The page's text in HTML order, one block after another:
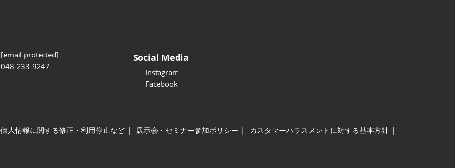
[email protected]
048-233-9247
Social Media
Instagram
Facebook
個人情報に関する修正・利用停止など 展示会・セミナー参加ポリシー
カスタマーハラスメントに対する基本方針